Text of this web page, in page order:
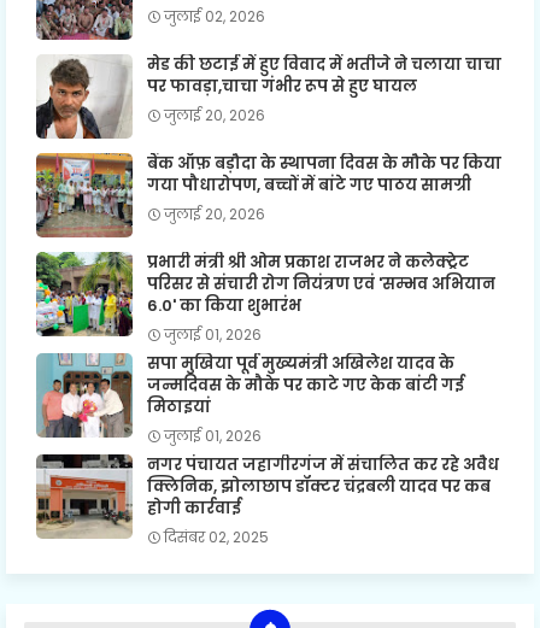
जुलाई 02, 2026
मेड की छटाई में हुए विवाद में भतीजे ने चलाया चाचा
पर फावड़ा,चाचा गंभीर रूप से हुए घायल
जुलाई 20, 2026
बैंक ऑफ़ बड़ौदा के स्थापना दिवस के मौके पर किया
गया पौधारोपण, बच्चों में बांटे गए पाठय सामग्री
जुलाई 20, 2026
प्रभारी मंत्री श्री ओम प्रकाश राजभर ने कलेक्ट्रेट
परिसर से संचारी रोग नियंत्रण एवं 'सम्भव अभियान
6.0' का किया शुभारंभ
जुलाई 01, 2026
सपा मुखिया पूर्व मुख्यमंत्री अखिलेश यादव के
जन्मदिवस के मौके पर काटे गए केक बांटी गई
मिठाइयां
जुलाई 01, 2026
नगर पंचायत जहागीरगंज में संचालित कर रहे अवैध
क्लिनिक, झोलाछाप डॉक्टर चंद्रबली यादव पर कब
होगी कार्रवाई
दिसंबर 02, 2025